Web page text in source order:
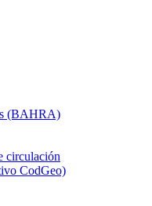
(BAHRA)
circulación
CodGeo)